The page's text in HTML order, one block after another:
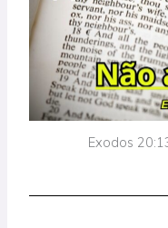
Exodos